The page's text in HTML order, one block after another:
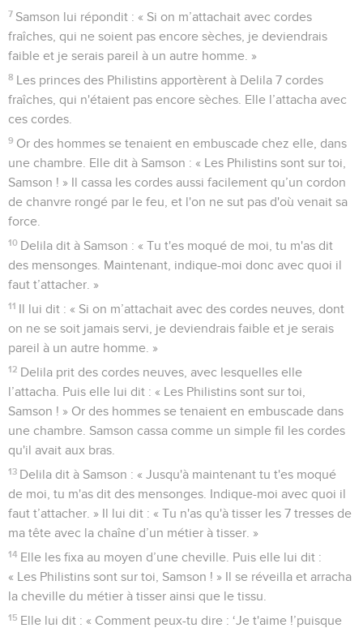
7 Samson lui répondit : « Si on m’attachait avec cordes
fraîches, qui ne soient pas encore sèches, je deviendrais
faible et je serais pareil à un autre homme. »
8 Les princes des Philistins apportèrent à Delila 7 cordes
fraîches, qui n'étaient pas encore sèches. Elle l’attacha avec
ces cordes.
9 Or des hommes se tenaient en embuscade chez elle, dans
une chambre. Elle dit à Samson : « Les Philistins sont sur toi,
Samson ! » Il cassa les cordes aussi facilement qu’un cordon
de chanvre rongé par le feu, et l'on ne sut pas d'où venait sa
force.
10 Delila dit à Samson : « Tu t'es moqué de moi, tu m'as dit
des mensonges. Maintenant, indique-moi donc avec quoi il
faut t’attacher. »
11 Il lui dit : « Si on m’attachait avec des cordes neuves, dont
on ne se soit jamais servi, je deviendrais faible et je serais
pareil à un autre homme. »
12 Delila prit des cordes neuves, avec lesquelles elle
l’attacha. Puis elle lui dit : « Les Philistins sont sur toi,
Samson ! » Or des hommes se tenaient en embuscade dans
une chambre. Samson cassa comme un simple fil les cordes
qu'il avait aux bras.
13 Delila dit à Samson : « Jusqu'à maintenant tu t'es moqué
de moi, tu m'as dit des mensonges. Indique-moi avec quoi il
faut t’attacher. » Il lui dit : « Tu n'as qu'à tisser les 7 tresses de
ma tête avec la chaîne d’un métier à tisser. »
14 Elle les fixa au moyen d’une cheville. Puis elle lui dit :
« Les Philistins sont sur toi, Samson ! » Il se réveilla et arracha
la cheville du métier à tisser ainsi que le tissu.
15 Elle lui dit : « Comment peux-tu dire : ‘Je t'aime !’puisque